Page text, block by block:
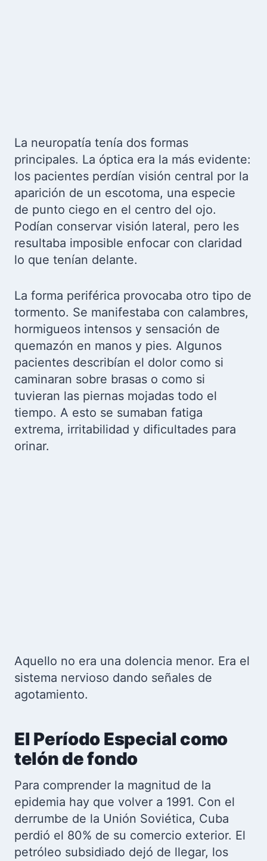
La neuropatía tenía dos formas
principales. La óptica era la más evidente:
los pacientes perdían visión central por la
aparición de un escotoma, una especie
de punto ciego en el centro del ojo.
Podían conservar visión lateral, pero les
resultaba imposible enfocar con claridad
lo que tenían delante.
La forma periférica provocaba otro tipo de
tormento. Se manifestaba con calambres,
hormigueos intensos y sensación de
quemazón en manos y pies. Algunos
pacientes describían el dolor como si
caminaran sobre brasas o como si
tuvieran las piernas mojadas todo el
tiempo. A esto se sumaban fatiga
extrema, irritabilidad y dificultades para
orinar.
Aquello no era una dolencia menor. Era el
sistema nervioso dando señales de
agotamiento.
El Período Especial como
telón de fondo
Para comprender la magnitud de la
epidemia hay que volver a 1991. Con el
derrumbe de la Unión Soviética, Cuba
perdió el 80% de su comercio exterior. El
petróleo subsidiado dejó de llegar, los